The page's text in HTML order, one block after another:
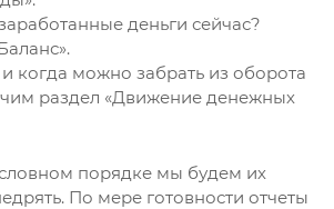
деньги сейчас?
когда можно забрать из оборота
раздел «Движение денежных
порядке мы будем их
По мере готовности отчеты